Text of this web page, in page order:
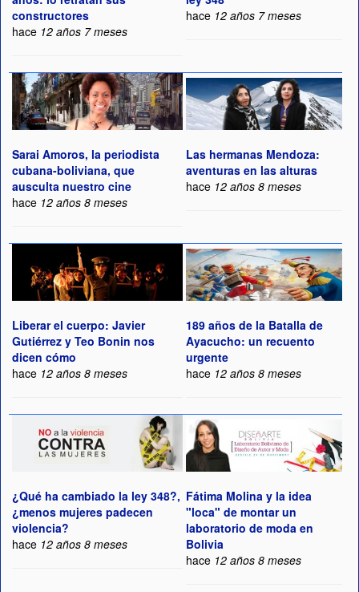
constructores
hace 12 años 7 meses
hace 12 años 7 meses
Sarai Amoros, la periodista
cubana-boliviana, que
ausculta nuestro cine
hace 12 años 8 meses
Las hermanas Mendoza:
aventuras en las alturas
hace 12 años 8 meses
Liberar el cuerpo: Javier
Gutiérrez y Teo Bonin nos
dicen cómo
hace 12 años 8 meses
189 años de la Batalla de
Ayacucho: un recuento
urgente
hace 12 años 8 meses
¿Qué ha cambiado la ley 348?,
¿menos mujeres padecen
violencia?
hace 12 años 8 meses
Fátima Molina y la idea
"loca" de montar un
laboratorio de moda en
Bolivia
hace 12 años 8 meses